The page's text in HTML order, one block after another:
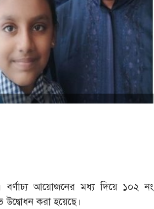
বর্ণাঢ্য আয়োজনের মধ্য দিয়ে ১০২ নং
উদ্বোধন করা হয়েছে।